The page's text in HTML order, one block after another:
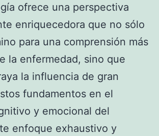
ofrece una perspectiva
enriquecedora que no sólo
para una comprensión más
la enfermedad, sino que
la influencia de gran
fundamentos en el
y emocional del
enfoque exhaustivo y